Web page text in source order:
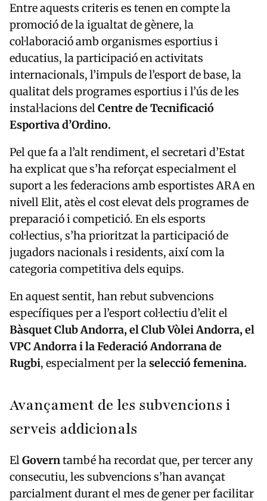
Entre aquests criteris es tenen en compte la
promoció de la igualtat de gènere, la
col·laboració amb organismes esportius i
educatius, la participació en activitats
internacionals, l’impuls de l’esport de base, la
qualitat dels programes esportius i l’ús de les
instal·lacions delCentre de Tecnificació
Esportiva d’Ordino.
Pel que fa a l’alt rendiment, el secretari d’Estat
ha explicat que s’ha reforçat especialment el
suport a les federacions amb esportistes ARA en
nivell Elit, atès el cost elevat dels programes de
preparació i competició. En els esports
col·lectius, s’ha prioritzat la participació de
jugadors nacionals i residents, així com la
categoria competitiva dels equips.
En aquest sentit, han rebut subvencions
específiques per a l’esport col·lectiu d’elit el
Bàsquet Club Andorra, el Club Vòlei Andorra, el
VPC Andorra i la Federació Andorrana de
Rugbi, especialment per laselecció femenina.
Avançament de les subvencions i
serveis addicionals
ElGoverntambé ha recordat que, per tercer any
consecutiu, les subvencions s’han avançat
parcialment durant el mes de gener per facilitar